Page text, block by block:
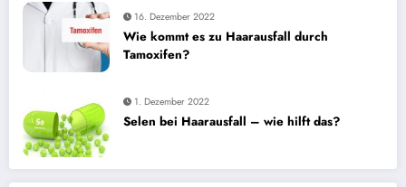
16. Dezember 2022
Wie kommt es zu Haarausfall durch
Tamoxifen?
1. Dezember 2022
Selen bei Haarausfall – wie hilft das?